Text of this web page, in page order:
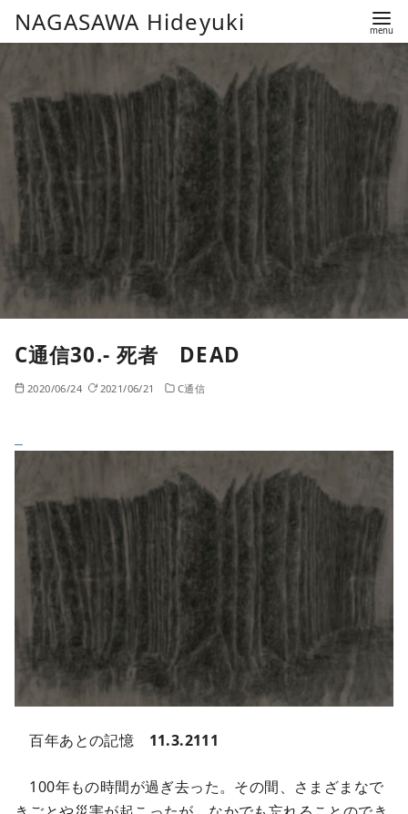
ツ
へ
NAGASAWA Hideyuki
C通信30.- 死者 DEAD
2020/06/24 2021/06/21 C通信
百年あとの記憶 11.3.2111
100年もの時間が過ぎ去った。その間、さまざまなで